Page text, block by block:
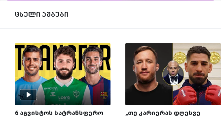
ცხელი ამბები
6 აგვისტოს სატრანსფერო
„თუ კარიერას დღესვე